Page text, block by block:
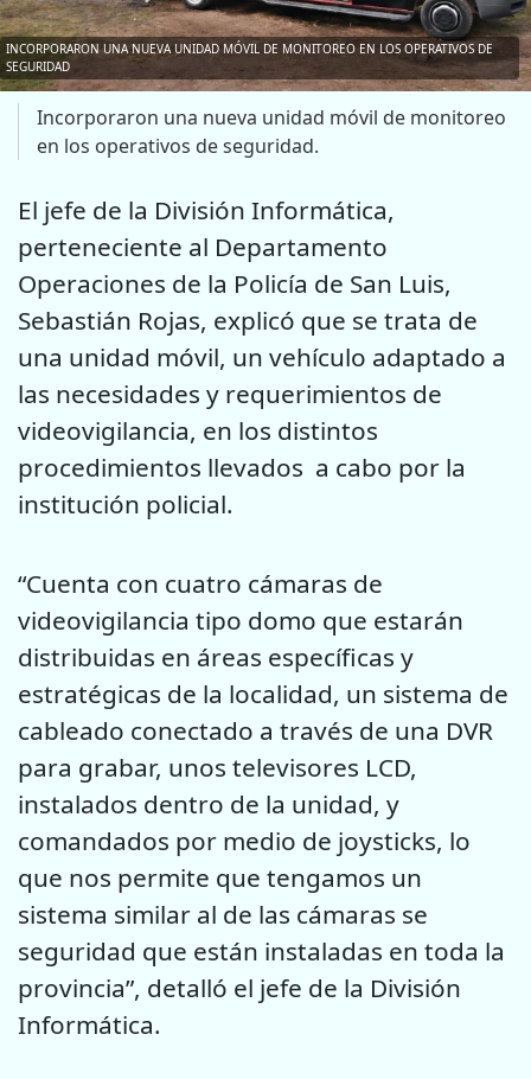
INCORPORARON UNA NUEVA UNIDAD MÓVIL DE MONITOREO EN LOS OPERATIVOS DE
SEGURIDAD
Incorporaron una nueva unidad móvil de monitoreo
en los operativos de seguridad.
El jefe de la División Informática,
perteneciente al Departamento
Operaciones de la Policía de San Luis,
Sebastián Rojas, explicó que se trata de
una unidad móvil, un vehículo adaptado a
las necesidades y requerimientos de
videovigilancia, en los distintos
procedimientos llevados a cabo por la
institución policial.
“Cuenta con cuatro cámaras de
videovigilancia tipo domo que estarán
distribuidas en áreas específicas y
estratégicas de la localidad, un sistema de
cableado conectado a través de una DVR
para grabar, unos televisores LCD,
instalados dentro de la unidad, y
comandados por medio de joysticks, lo
que nos permite que tengamos un
sistema similar al de las cámaras se
seguridad que están instaladas en toda la
provincia”, detalló el jefe de la División
Informática.